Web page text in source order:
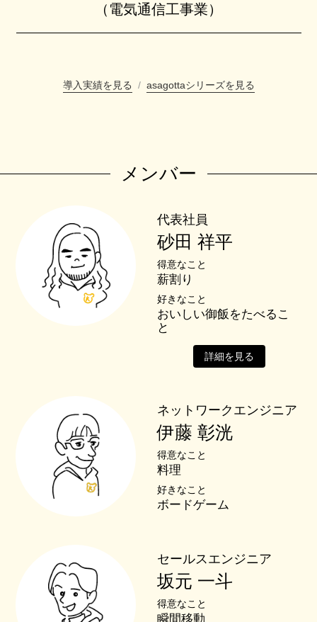
（電気通信工事業）
導入実績を見る / asagottaシリーズを見る
メンバー
代表社員
砂田 祥平
得意なこと
薪割り
好きなこと
おいしい御飯をたべるこ
と
詳細を見る
ネットワークエンジニア
伊藤 彰洸
得意なこと
料理
好きなこと
ボードゲーム
セールスエンジニア
坂元 一斗
得意なこと
瞬間移動